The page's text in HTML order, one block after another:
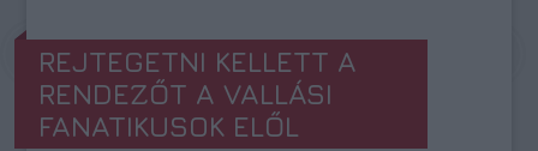
REJTEGETNI KELLETT A
RENDEZŐT A VALLÁSI
FANATIKUSOK ELŐL